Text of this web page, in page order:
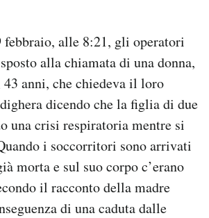
alle 8:21, gli operatori
alla chiamata di una donna,
anni, che chiedeva il loro
dicendo che la figlia di due
una crisi respiratoria mentre si
i soccorritori sono arrivati
morta e sul suo corpo c’erano
il racconto della madre
di una caduta dalle